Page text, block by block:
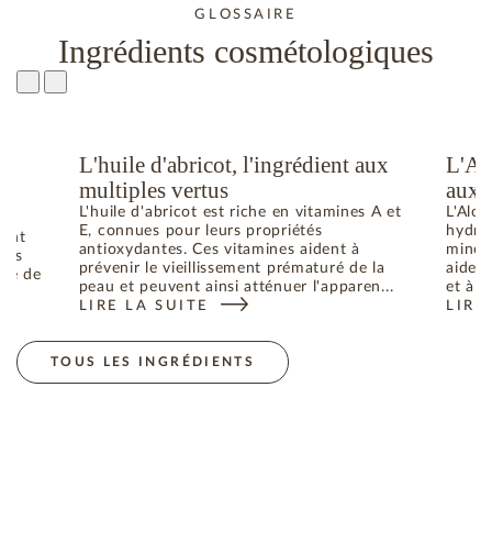
GLOSSAIRE
Ingrédients cosmétologiques
de
L'huile d'abricot, l'ingrédient aux
multiples vertus
L'huile d'abricot est riche en vitamines A et
E, connues pour leurs propriétés
antioxydantes. Ces vitamines aident à
prévenir le vieillissement prématuré de la
peau et peuvent ainsi atténuer l'apparen...
LIRE LA SUITE
: L'HUILE D'ABRICOT, L'INGRÉDIENT AUX
aux
et à
:
TOUS LES INGRÉDIENTS